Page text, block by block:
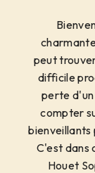
peut
difficile
perte
compter
bienveillants
C'est dans
Houet